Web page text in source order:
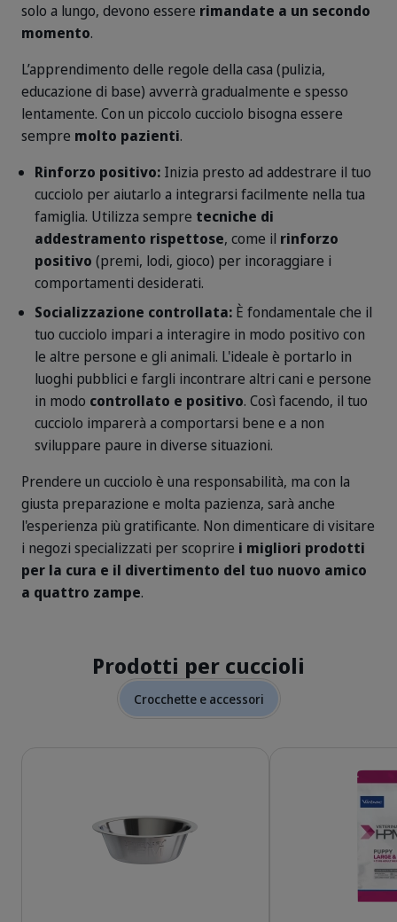
solo a lungo, devono essere rimandate a un secondo
momento.
L’apprendimento delle regole della casa (pulizia,
educazione di base) avverrà gradualmente e spesso
lentamente. Con un piccolo cucciolo bisogna essere
sempre molto pazienti.
Rinforzo positivo: Inizia presto ad addestrare il tuo
cucciolo per aiutarlo a integrarsi facilmente nella tua
famiglia. Utilizza sempre tecniche di
addestramento rispettose, come il rinforzo
positivo (premi, lodi, gioco) per incoraggiare i
comportamenti desiderati.
Socializzazione controllata: È fondamentale che il
tuo cucciolo impari a interagire in modo positivo con
le altre persone e gli animali. L'ideale è portarlo in
luoghi pubblici e fargli incontrare altri cani e persone
in modo controllato e positivo. Così facendo, il tuo
cucciolo imparerà a comportarsi bene e a non
sviluppare paure in diverse situazioni.
Prendere un cucciolo è una responsabilità, ma con la
giusta preparazione e molta pazienza, sarà anche
l'esperienza più gratificante. Non dimenticare di visitare
i negozi specializzati per scoprire i migliori prodotti
per la cura e il divertimento del tuo nuovo amico
a quattro zampe.
Prodotti per cuccioli
Crocchette e accessori